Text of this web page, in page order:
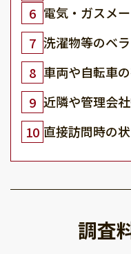
6 電気・ガスメ
7 洗濯物等のベ
8 車両や自転車
9 近隣や管理会
10 直接訪問時の
調査